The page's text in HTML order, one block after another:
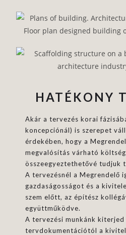
HATÉKONY
Akár a tervezés korai
koncepciónál) is szerepet
érdekében, hogy a
megvalósítás várható
összeegyeztethetővé tudjuk
A tervezésnél a Megrendelő
gazdaságosságot és a
szem előtt, az építész
együttműködve.
A tervezési munkánk kiterjed
tervdokumentációtól a